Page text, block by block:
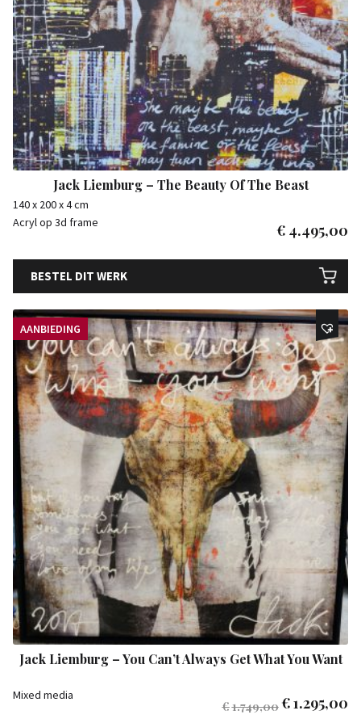
Jack Liemburg – The Beauty Of The Beast
140 x 200 x 4 cm
Acryl op 3d frame
€ 4.495,00
BESTEL DIT WERK
AANBIEDING
Jack Liemburg – You Can’t Always Get What You Want
Mixed media
€1.749,00€1.295,00